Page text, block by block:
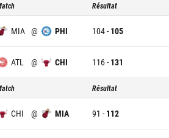
Résultat
MIA @ PHI 104- 105
ATL @ CHI 116- 131
Résultat
CHI @ MIA 91 - 112